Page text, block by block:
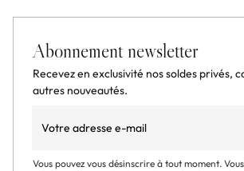
Abonnement newsletter
Recevez en exclusivité nos soldes privés,
autres nouveautés.
Vous pouvez vous désinscrire à tout moment.